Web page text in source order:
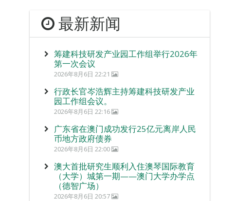
最新新闻
筹建科技研发产业园工作组举行2026年
第一次会议
2026年8月6日 22:21
行政长官岑浩辉主持筹建科技研发产业
园工作组会议。
2026年8月6日 22:16
广东省在澳门成功发行25亿元离岸人民
币地方政府债券
2026年8月6日 22:00
澳大首批研究生顺利入住澳琴国际教育
（大学）城第一期——澳门大学办学点
（德智广场）
2026年8月6日 20:57